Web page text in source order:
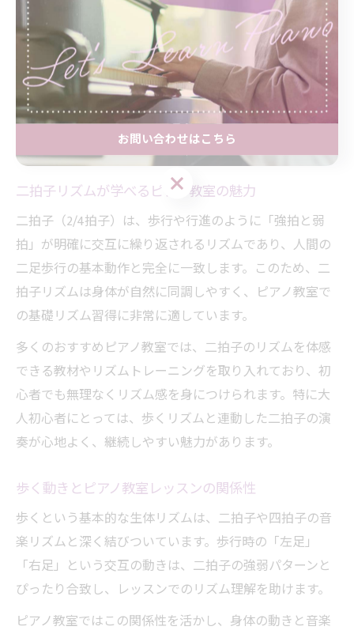
二拍子リズムが学べるピアノ教室の魅力
二拍子（2/4拍子）は、歩行や行進のように「強拍と弱
拍」が明確に交互に繰り返されるリズムであり、人間の
二足歩行の基本動作と完全に一致します。このため、二
拍子リズムは身体が自然に同調しやすく、ピアノ教室で
の基礎リズム習得に非常に適しています。
多くのおすすめピアノ教室では、二拍子のリズムを体感
できる教材やリズムトレーニングを取り入れており、初
心者でも無理なくリズム感を身につけられます。特に大
人初心者にとっては、歩くリズムと連動した二拍子の演
奏が心地よく、継続しやすい魅力があります。
歩く動きとピアノ教室レッスンの関係性
歩くという基本的な生体リズムは、二拍子や四拍子の音
楽リズムと深く結びついています。歩行時の「左足」
「右足」という交互の動きは、二拍子の強弱パターンと
ぴったり合致し、レッスンでのリズム理解を助けます。
ピアノ教室ではこの関係性を活かし、身体の動きと音楽
お問い合わせはこちら
お問い合わせはこちら